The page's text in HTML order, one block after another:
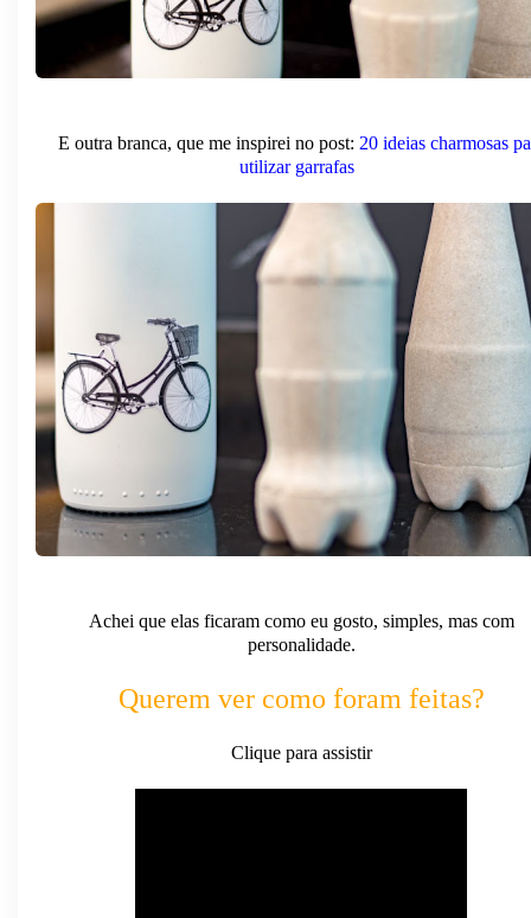
E outra branca, que me inspirei no post: 20 ideias charmosas
utilizar garrafas
Achei que elas ficaram como eu gosto, simples, mas com
personalidade.
Querem ver como foram feitas?
Clique para assistir